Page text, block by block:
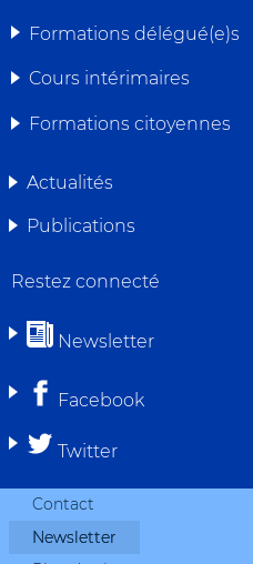
MENU
DE
Formations délégué(e)s
Cours intérimaires
Formations citoyennes
Actualités
Publications
Restez connecté
Newsletter
Facebook
Twitter
Contact
Newsletter